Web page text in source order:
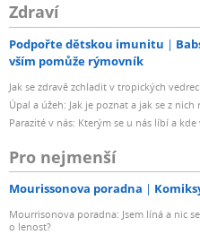
Zdraví
Podpořte dětskou imunitu
vším pomůže rýmovník
Jak se zdravě zchladit v tropických
Úpal a úžeh: Jak je poznat a jak se z nich
Parazité v nás: Kterým se u nás líbí a
Pro nejmenší
Mourissonova poradna
Mourrisonova poradna: Jsem líná a nic
o lenost?